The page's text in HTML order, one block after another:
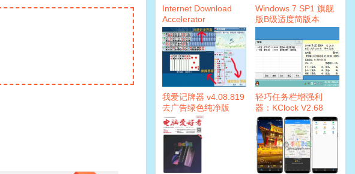
Internet Download
Accelerator
6.19.4.1649 注册版
Windows 7 SP1 旗舰
版B级适度简版本
我爱记牌器 v4.08.819
去广告绿色纯净版
轻巧任务栏增强利
器：KClock V2.68